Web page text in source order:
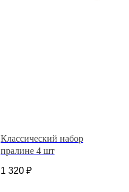
Классический набор
пралине 4 шт
1 320 ₽